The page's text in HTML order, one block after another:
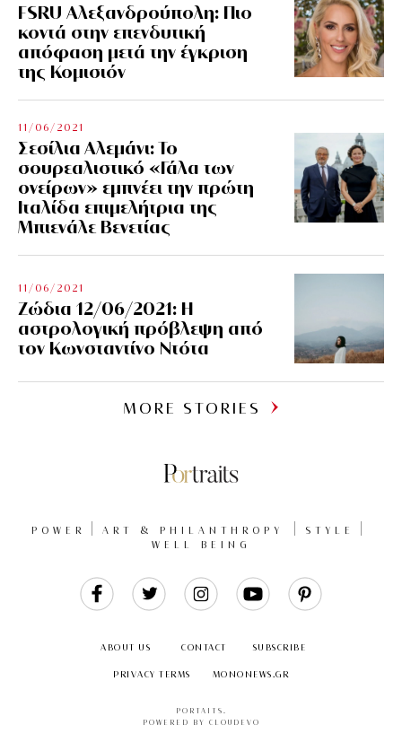
FSRU Αλεξανδρούπολη: Πιο
κοντά στην επενδυτική
απόφαση μετά την έγκριση
της Κομισιόν
11/06/2021
Σεσίλια Αλεμάνι: Το
σουρεαλιστικό «Γάλα των
ονείρων» εμπνέει την πρώτη
Ιταλίδα επιμελήτρια της
Μπιενάλε Βενετίας
11/06/2021
Ζώδια 12/06/2021: Η
αστρολογική πρόβλεψη από
τον Κωνσταντίνο Ντότα
MORE STORIES
POWER ART & PHILANTHROPY
STYLE
WELL BEING
ABOUT US CONTACT SUBSCRIBE
PRIVACY TERMS MONONEWS.GR
PORTAITS
POWERED BY CLOUDEVO